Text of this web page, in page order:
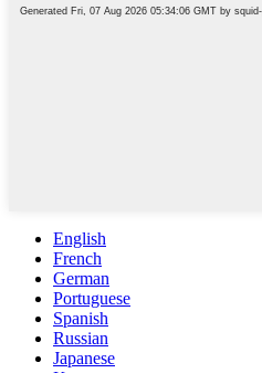
English
French
German
Portuguese
Spanish
Russian
Japanese